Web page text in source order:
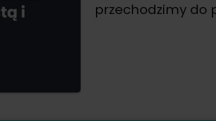
przechodzimy do